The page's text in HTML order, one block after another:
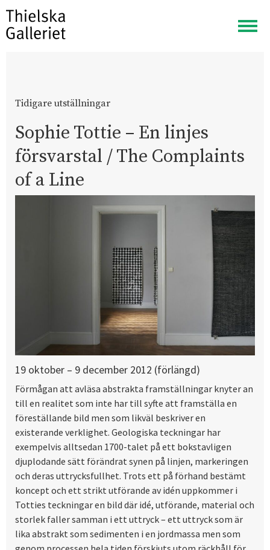
Visa
meny
Tidigare utställningar
Sophie Tottie – En linjes
försvarstal / The Complaints
of a Line
19 oktober – 9 december 2012 (förlängd)
Förmågan att avläsa abstrakta framställningar knyter an
till en realitet som inte har till syfte att framställa en
föreställande bild men som likväl beskriver en
existerande verklighet. Geologiska teckningar har
exempelvis alltsedan 1700-talet på ett bokstavligen
djuplodande sätt förändrat synen på linjen, markeringen
och deras uttrycksfullhet. Trots ett på förhand bestämt
koncept och ett strikt utförande av idén uppkommer i
Totties teckningar en bild där idé, utförande, material och
storlek faller samman i ett uttryck – ett uttryck som är
lika abstrakt som sedimenten i en jordmassa men som